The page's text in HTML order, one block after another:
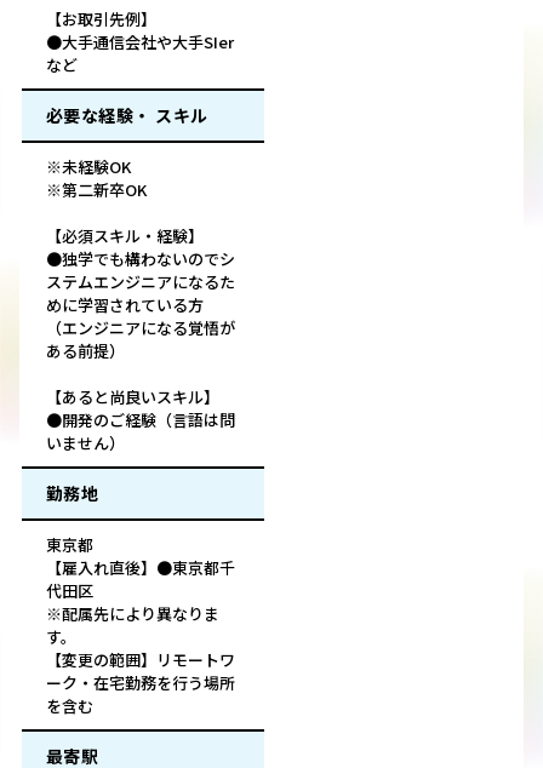
【お取引先例】
●大手通信会社や大手SIer
など
必要な経験・ スキル
※未経験OK
※第二新卒OK
【必須スキル・経験】
●独学でも構わないのでシ
ステムエンジニアになるた
めに学習されている方
（エンジニアになる覚悟が
ある前提）
【あると尚良いスキル】
●開発のご経験（言語は問
いません）
勤務地
東京都
【雇入れ直後】●東京都千
代田区
※配属先により異なりま
す。
【変更の範囲】リモートワ
ーク・在宅勤務を行う場所
を含む
最寄駅